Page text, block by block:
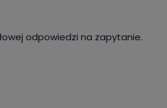
odpowiedzi na zapytanie.